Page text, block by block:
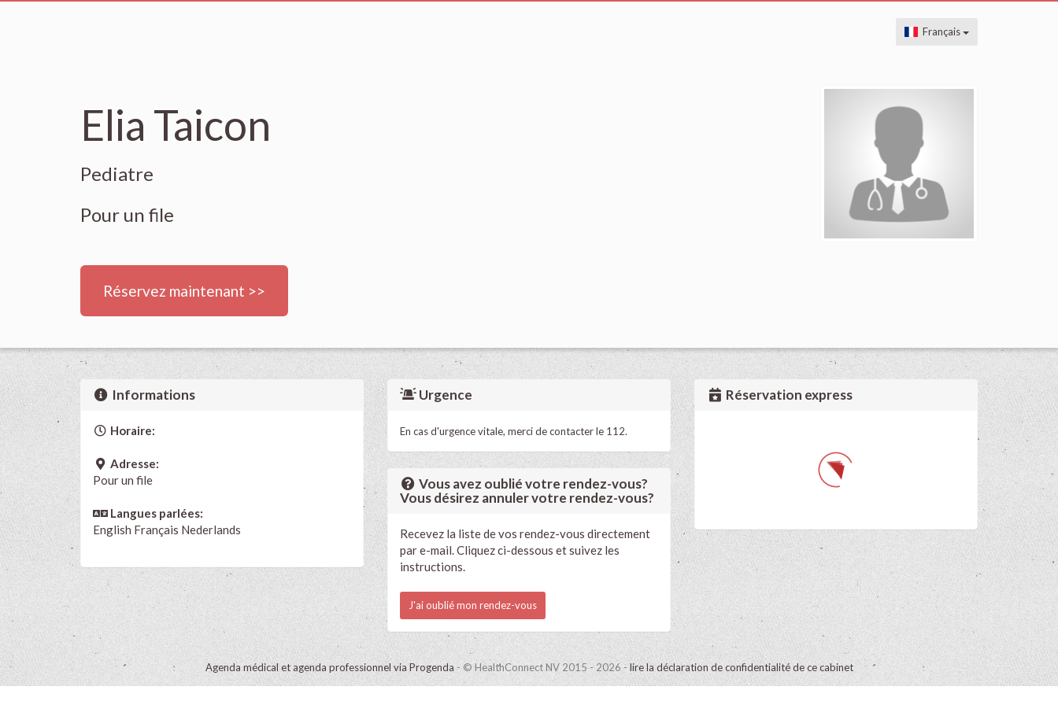
Français
Elia Taicon
Pediatre
Pour un file
Réservez maintenant >>
Informations
Horaire:
Adresse:
Pour un file
Langues parlées:
English Français Nederlands
Urgence
En cas d'urgence vitale, merci de contacter le 112.
Vous avez oublié votre rendez-vous?
Vous désirez annuler votre rendez-vous?
Recevez la liste de vos rendez-vous directement
par e-mail. Cliquez ci-dessous et suivez les
instructions.
J'ai oublié mon rendez-vous
Réservation express
Agenda médical et agenda professionnel via Progenda - © HealthConnect NV 2015 - 2026 -lire la déclaration de confidentialité de ce cabinet